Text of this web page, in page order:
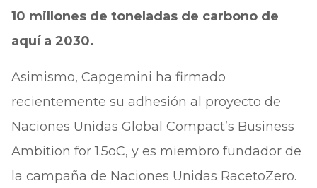
10 millones de toneladas de carbono de
aquí a 2030.
Asimismo, Capgemini ha firmado
recientemente su adhesión al proyecto de
Naciones Unidas Global Compact’s Business
Ambition for 1.5oC, y es miembro fundador de
la campaña de Naciones Unidas RacetoZero.